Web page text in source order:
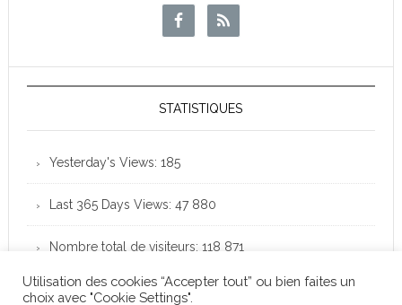
STATISTIQUES
Yesterday's Views: 185
Last 365 Days Views: 47 880
Nombre total de visiteurs: 118 871
Utilisation des cookies “Accepter tout” ou bien faites un
choix avec "Cookie Settings".